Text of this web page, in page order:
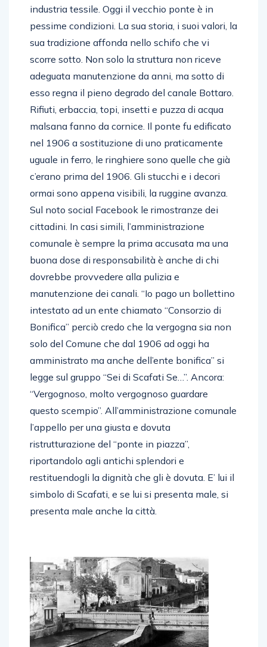
industria tessile. Oggi il vecchio ponte è in
pessime condizioni. La sua storia, i suoi valori, la
sua tradizione affonda nello schifo che vi
scorre sotto. Non solo la struttura non riceve
adeguata manutenzione da anni, ma sotto di
esso regna il pieno degrado del canale Bottaro.
Rifiuti, erbaccia, topi, insetti e puzza di acqua
malsana fanno da cornice. Il ponte fu edificato
nel 1906 a sostituzione di uno praticamente
uguale in ferro, le ringhiere sono quelle che già
c’erano prima del 1906. Gli stucchi e i decori
ormai sono appena visibili, la ruggine avanza.
Sul noto social Facebook le rimostranze dei
cittadini. In casi simili, l’amministrazione
comunale è sempre la prima accusata ma una
buona dose di responsabilità è anche di chi
dovrebbe provvedere alla pulizia e
manutenzione dei canali. “Io pago un bollettino
intestato ad un ente chiamato “Consorzio di
Bonifica” perciò credo che la vergogna sia non
solo del Comune che dal 1906 ad oggi ha
amministrato ma anche dell’ente bonifica” si
legge sul gruppo “Sei di Scafati Se…”. Ancora:
“Vergognoso, molto vergognoso guardare
questo scempio”. All’amministrazione comunale
l’appello per una giusta e dovuta
ristrutturazione del “ponte in piazza”,
riportandolo agli antichi splendori e
restituendogli la dignità che gli è dovuta. E’ lui il
simbolo di Scafati, e se lui si presenta male, si
presenta male anche la città.